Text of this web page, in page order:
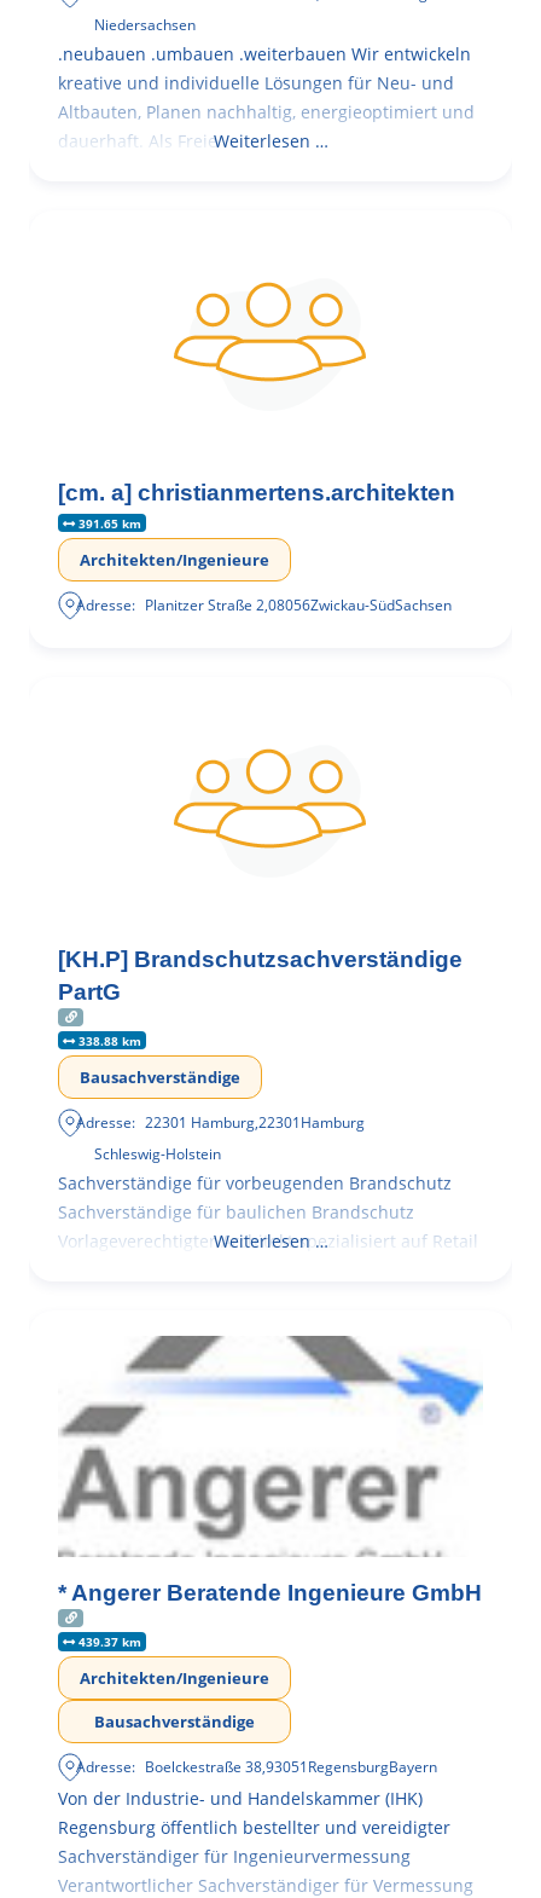
Niedersachsen
.neubauen .umbauen .weiterbauen Wir entwickeln
kreative und individuelle Lösungen für Neu- und
Altbauten, Planen nachhaltig, energieoptimiert und
dauerhaft. Als FreieWeiterlesen …
[cm. a] christianmertens.architekten
391.65 km
Architekten/Ingenieure
Adresse: Planitzer Straße 2,08056Zwickau-SüdSachsen
[KH.P] Brandschutzsachverständige
PartG
338.88 km
Bausachverständige
Adresse: 22301 Hamburg,22301Hamburg
Schleswig-Holstein
Sachverständige für vorbeugenden Brandschutz
Sachverständige für baulichen Brandschutz
Vorlageverechtigter Architekt spezialisiert auf Retail
Weiterlesen …
* Angerer Beratende Ingenieure GmbH
439.37 km
Architekten/Ingenieure
Bausachverständige
Adresse: Boelckestraße 38,93051RegensburgBayern
Von der Industrie- und Handelskammer (IHK)
Regensburg öffentlich bestellter und vereidigter
Sachverständiger für Ingenieurvermessung
Verantwortlicher Sachverständiger für Vermessung